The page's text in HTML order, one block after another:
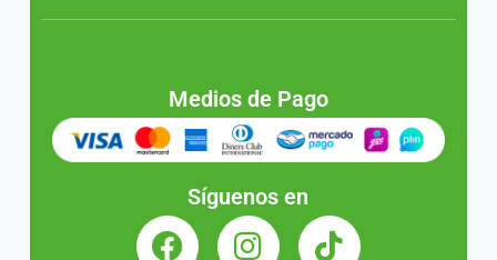
Medios de Pago
Síguenos en